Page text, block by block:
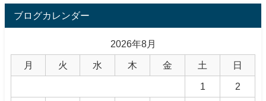
ブログカレンダー
2026年8月
月 火 水 木 金 土 日
1 2